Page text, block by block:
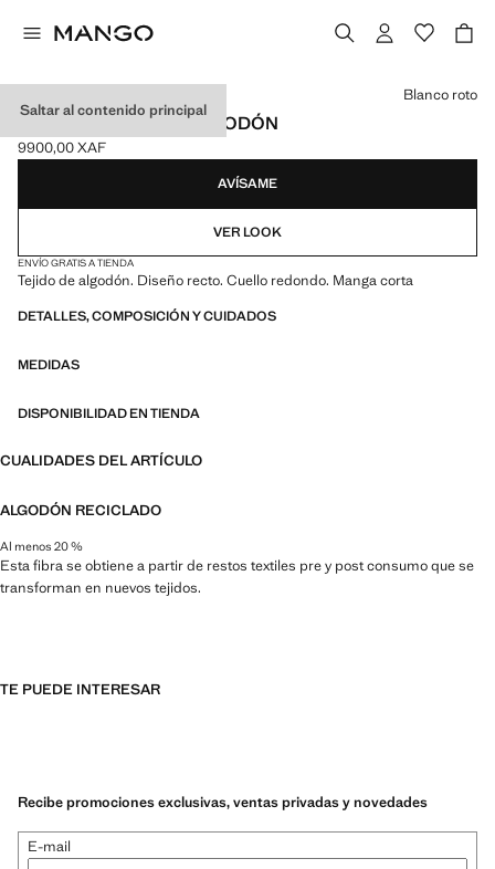
Saltar al contenido principal
CAMISETA BÁSICA ALGODÓN
Precio actual [9900,00 XAF ]
9900,00 XAF
Selecciona un color
Blanco roto
AVÍSAME
VER LOOK
ENVÍO GRATIS A TIENDA
Tejido de algodón. Diseño recto. Cuello redondo. Manga corta
DETALLES, COMPOSICIÓN Y CUIDADOS
MEDIDAS
DISPONIBILIDAD EN TIENDA
CUALIDADES DEL ARTÍCULO
ALGODÓN RECICLADO
Al menos 20 %
Esta fibra se obtiene a partir de restos textiles pre y post consumo que se
transforman en nuevos tejidos.
TE PUEDE INTERESAR
Recibe promociones exclusivas, ventas privadas y novedades
E-mail